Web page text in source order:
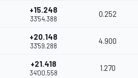
+15.248
33'54.388
0.252
+20.148
33'59.288
4.900
+21.418
34'00.558
1.270